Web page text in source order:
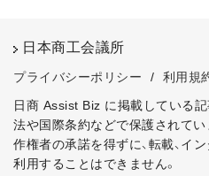
日本商工会議所
プライバシーポリシー / 利用規
日商 Assist Biz に掲載している
法や国際条約などで保護されてい
作権者の承諾を得ずに、転載、イ
利用することはできません。